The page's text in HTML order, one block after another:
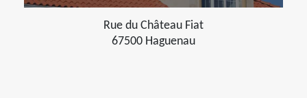
Rue du Château Fiat
67500 Haguenau